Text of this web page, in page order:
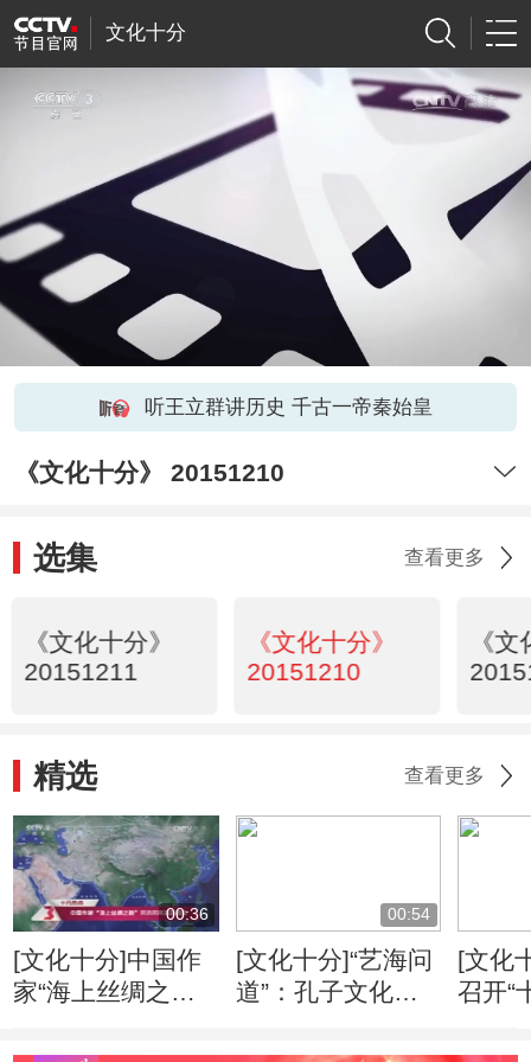
文化十分
听王立群讲历史 千古一帝秦始皇
《文化十分》 20151210
选集 查看更多
《文化十分》
20151211
《文化十分》
20151210
《
精选 查看更多
00:36
[文化十分]中国作
家“海上丝绸之
开启
00:54
[文化十分]“艺海问
道”：孔子文化形
[文化
召开“